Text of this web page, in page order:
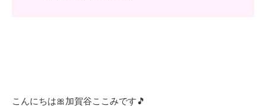
こんにちは🎀加賀谷ここみです🎵